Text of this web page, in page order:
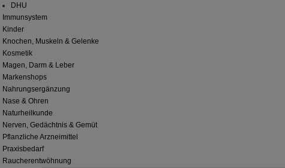
DHU
Immunsystem
Kinder
Knochen, Muskeln & Gelenke
Kosmetik
Magen, Darm & Leber
Markenshops
Nahrungsergänzung
Nase & Ohren
Naturheilkunde
Nerven, Gedächtnis & Gemüt
Pflanzliche Arzneimittel
Praxisbedarf
Raucherentwöhnung